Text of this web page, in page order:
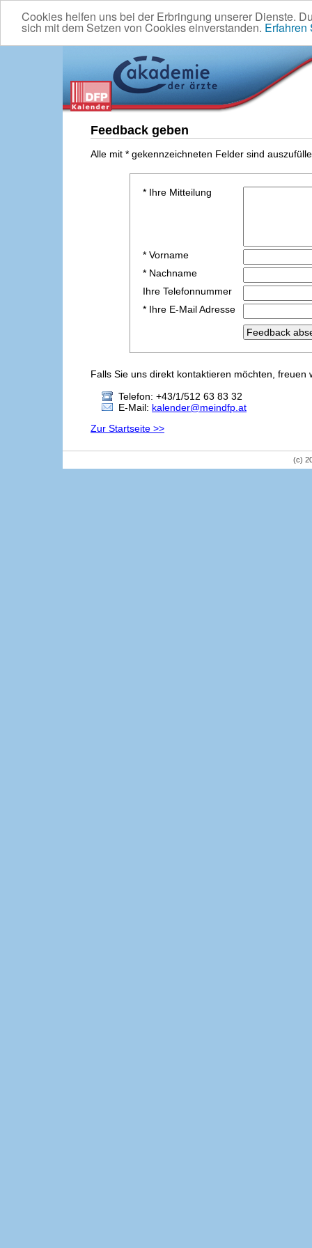
Cookies helfen uns bei der Erbringung unserer Dienste.
sich mit dem Setzen von Cookies einverstanden. Erfahren
Feedback geben
Alle mit * gekennzeichneten Felder sind
* Ihre Mitteilung
* Vorname
* Nachname
Ihre Telefonnummer
* Ihre E-Mail Adresse
Falls Sie uns direkt kontaktieren möchten,
Telefon: +43/1/512 63 83 32
E-Mail: kalender@meindfp.at
Zur Startseite >>
(c)